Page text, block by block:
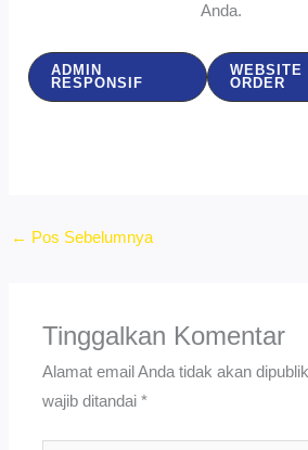
Anda.
ADMIN
RESPONSIF
WEBSITE
ORDER
← Pos Sebelumnya
Tinggalkan Komentar
Alamat email Anda tidak akan
wajib ditandai*